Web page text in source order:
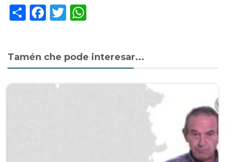
Tamén che pode interesar...